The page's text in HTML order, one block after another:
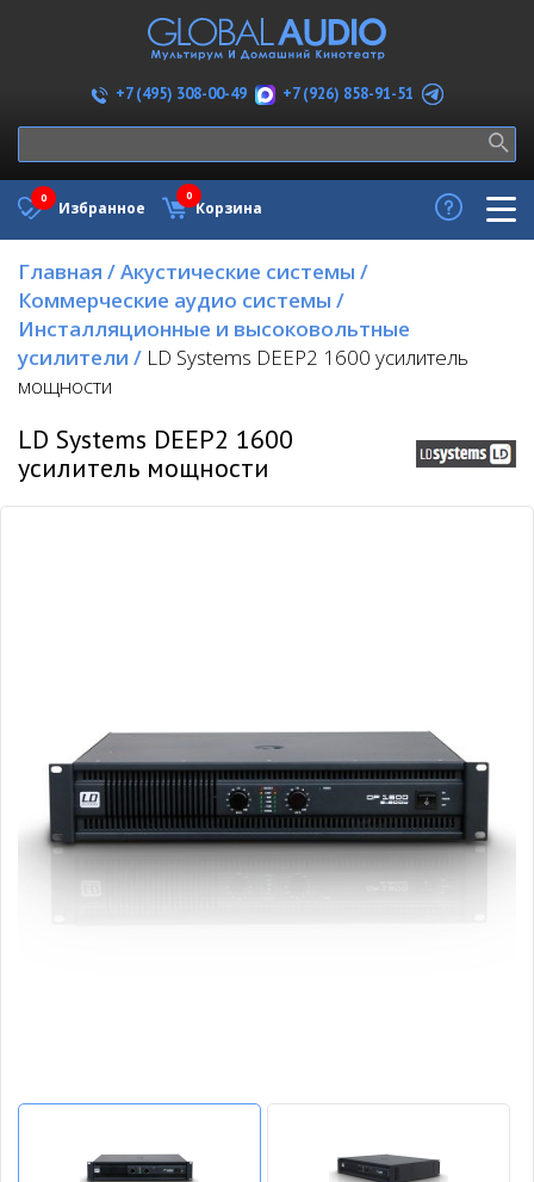
+7 (495) 308-00-49 +7 (926) 858-91-51
Избранное
0
Корзина
0
Главная /Акустические системы /
Коммерческие аудио системы /
Инсталляционные и высоковольтные
усилители / LD Systems DEEP2 1600 усилитель
мощности
LD Systems DEEP2 1600
усилитель мощности